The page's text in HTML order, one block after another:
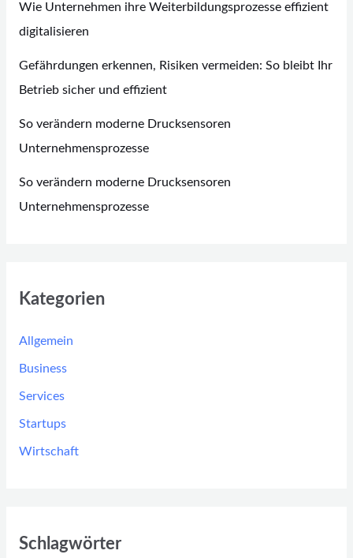
Wie Unternehmen ihre Weiterbildungsprozesse effizient
digitalisieren
Gefährdungen erkennen, Risiken vermeiden: So bleibt Ihr
Betrieb sicher und effizient
So verändern moderne Drucksensoren
Unternehmensprozesse
So verändern moderne Drucksensoren
Unternehmensprozesse
Kategorien
Allgemein
Business
Services
Startups
Wirtschaft
Schlagwörter